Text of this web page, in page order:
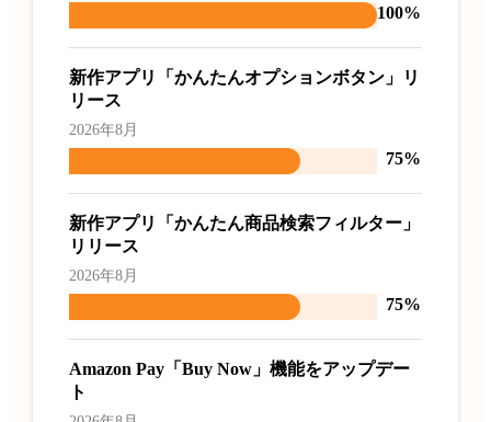
100%
新作アプリ「かんたんオプションボタン」リ
リース
2026年8月
75%
新作アプリ「かんたん商品検索フィルター」
リリース
2026年8月
75%
Amazon Pay「Buy Now」機能をアップデー
ト